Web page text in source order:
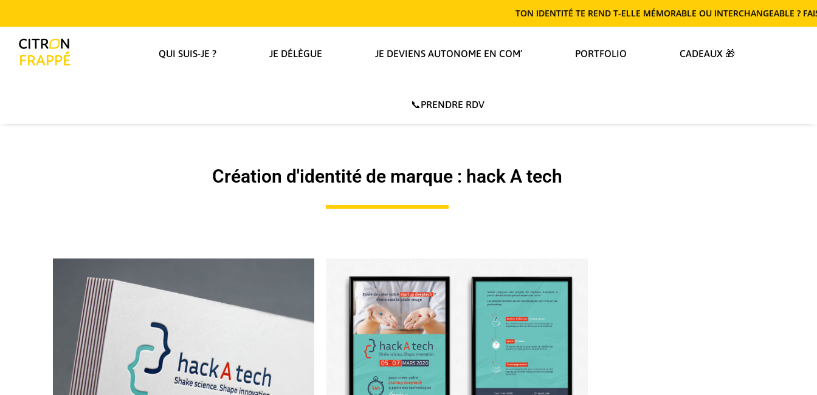
TON IDENTITÉ TE REND T-ELLE MÉMORABLE OU INTERCHANGEABLE ? FAIS LE TEST !
QUI SUIS-JE ? JE DÉLÈGUE JE DEVIENS AUTONOME EN COM’ PORTFOLIO CADEAUX 🎁
📞PRENDRE RDV
Création d'identité de marque : hack A tech